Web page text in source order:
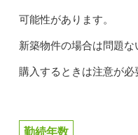
可能性があります。
新築物件の場合は問題
購入するときは注意が必
勤続年数